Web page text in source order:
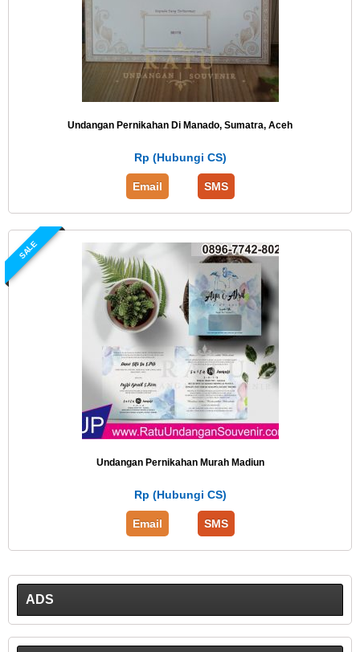
Undangan Pernikahan Di Manado, Sumatra, Aceh
Rp (Hubungi CS)
Email SMS
SALE
Undangan Pernikahan Murah Madiun
Rp (Hubungi CS)
Email SMS
ADS